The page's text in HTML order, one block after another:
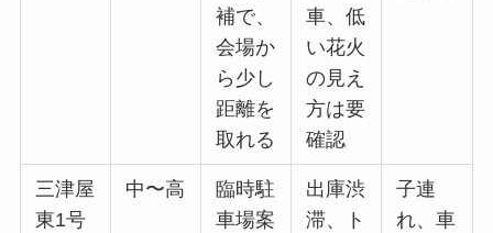
補で、
会場か
ら少し
距離を
取れる
車、低
い花火
の見え
方は要
確認
三津屋
東1号
中〜高
臨時駐
車場案
出庫渋
滞、ト
子連
れ、車